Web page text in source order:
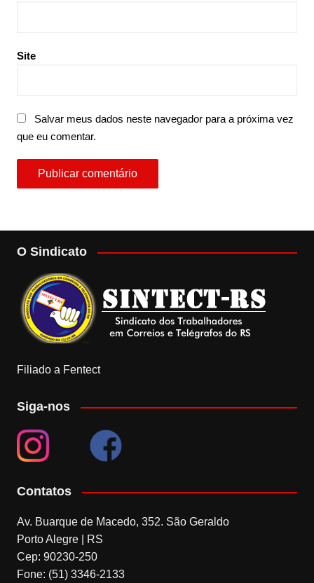
Site
Salvar meus dados neste navegador para a próxima vez
que eu comentar.
O Sindicato
Filiado a Fentect
Siga-nos
Contatos
Av. Buarque de Macedo, 352. São Geraldo
Porto Alegre | RS
Cep: 90230-250
Fone: (51) 3346-2133